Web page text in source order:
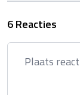
6 Reacties